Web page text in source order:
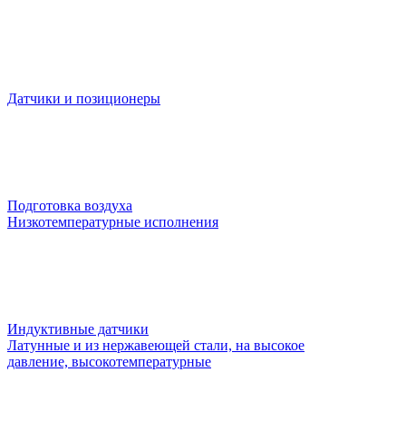
Датчики и позиционеры
Подготовка воздуха
Низкотемпературные исполнения
Индуктивные датчики
Латунные и из нержавеющей стали, на высокое
давление, высокотемпературные